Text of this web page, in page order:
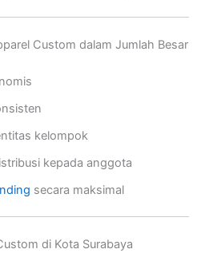
Custom dalam Jumlah Besar
kelompok
kepada anggota
secara maksimal
di Kota Surabaya